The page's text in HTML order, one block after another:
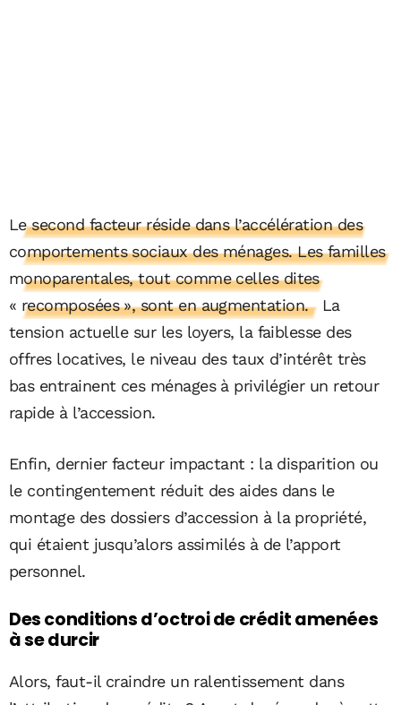
Le second facteur réside dans l’accélération des
comportements sociaux des ménages. Les familles
monoparentales, tout comme celles dites
« recomposées », sont en augmentation. La
tension actuelle sur les loyers, la faiblesse des
offres locatives, le niveau des taux d’intérêt très
bas entrainent ces ménages à privilégier un retour
rapide à l’accession.
Enfin, dernier facteur impactant : la disparition ou
le contingentement réduit des aides dans le
montage des dossiers d’accession à la propriété,
qui étaient jusqu’alors assimilés à de l’apport
personnel.
Des conditions d’octroi de crédit amenées
à se durcir
Alors, faut-il craindre un ralentissement dans